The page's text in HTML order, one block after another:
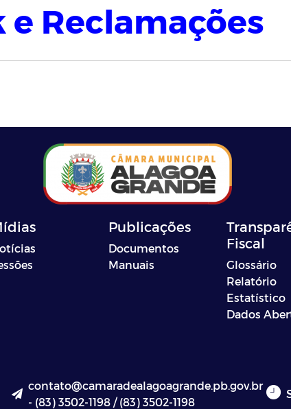
e Reclamações
Publicações
Documentos
Manuais
Fiscal
Glossário
Relatório
Estatístico
Dados
contato@camaradealagoagrande.pb.gov.br
- (83) 3502-1198 / (83) 3502-1198